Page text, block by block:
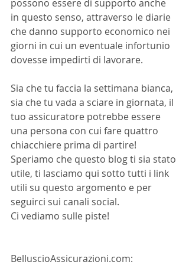
possono essere di supporto anche
in questo senso, attraverso le diarie
che danno supporto economico nei
giorni in cui un eventuale infortunio
dovesse impedirti di lavorare.
Sia che tu faccia la settimana bianca,
sia che tu vada a sciare in giornata, il
tuo assicuratore potrebbe essere
una persona con cui fare quattro
chiacchiere prima di partire!
Speriamo che questo blog ti sia stato
utile, ti lasciamo qui sotto tutti i link
utili su questo argomento e per
seguirci sui canali social.
Ci vediamo sulle piste!
BelluscioAssicurazioni.com: